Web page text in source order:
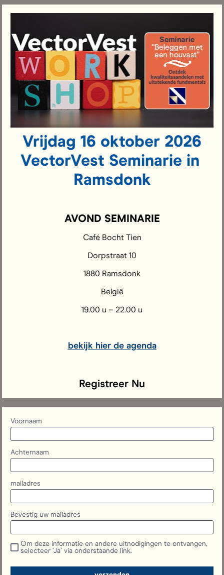
Vrijdag 16 oktober 2026
VectorVest Seminarie in
Ramsdonk
AVOND SEMINARIE
Café Bocht Tien
Dorpstraat 10
1880 Ramsdonk
België
19.00 u – 22.00 u
bekijk hier de agenda
Registreer Nu
Voornaam
Achternaam
mailadres
Bevestig uw mailadres
Om deze informatie en andere uitnodigingen te ontvangen,
selecteer ‘Ja’ via onderstaande link.